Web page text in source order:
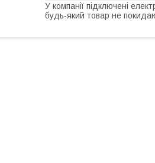
У компанії підключені
будь-який товар не